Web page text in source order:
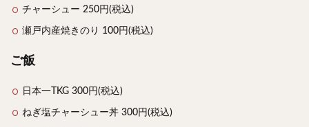
チャーシュー 250円(税込)
瀬戸内産焼きのり 100円(税込)
ご飯
日本一TKG 300円(税込)
ねぎ塩チャーシュー丼 300円(税込)